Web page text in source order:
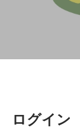
ログイン